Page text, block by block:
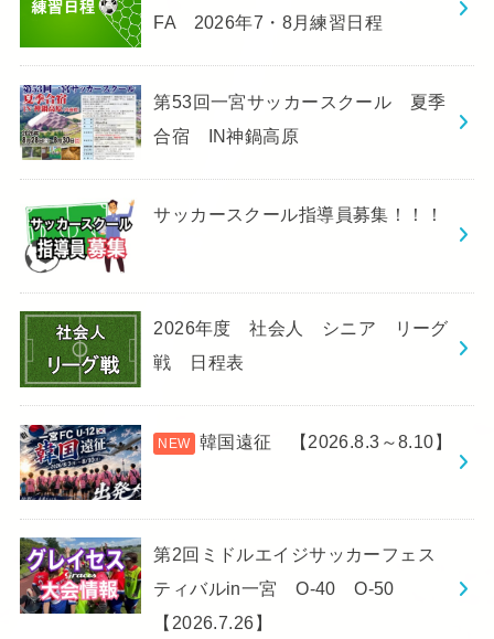
FA 2026年7・8月練習日程
第53回一宮サッカースクール 夏季
合宿 IN神鍋高原
サッカースクール指導員募集！！！
2026年度 社会人 シニア リーグ
戦 日程表
韓国遠征 【2026.8.3～8.10】
第2回ミドルエイジサッカーフェス
ティバルin一宮 O-40 O-50
【2026.7.26】